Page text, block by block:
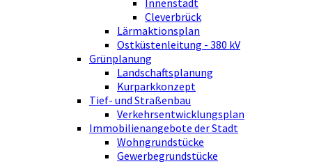
Cleverbrück
Lärmaktionsplan
Ostküstenleitung - 380 kV
Grünplanung
Landschaftsplanung
Kurparkkonzept
Tief- und Straßenbau
Verkehrsentwicklungsplan
Immobilienangebote der Stadt
Wohngrundstücke
Gewerbegrundstücke